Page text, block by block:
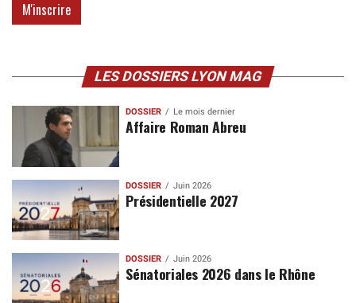
LES DOSSIERS LYON MAG
DOSSIER Le mois dernier
Affaire Roman Abreu
DOSSIER Juin 2026
Présidentielle 2027
DOSSIER Juin 2026
Sénatoriales 2026 dans le Rhône